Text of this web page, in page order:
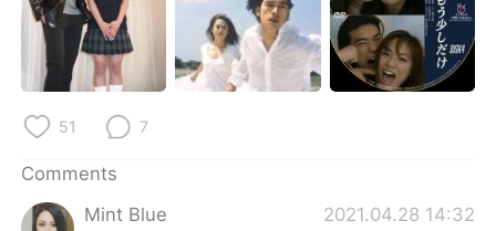
Русский ไทย
Indonesia Italiano
Türkçe
Português
51 7
Comments
Mint Blue
2021.04.28 14:32